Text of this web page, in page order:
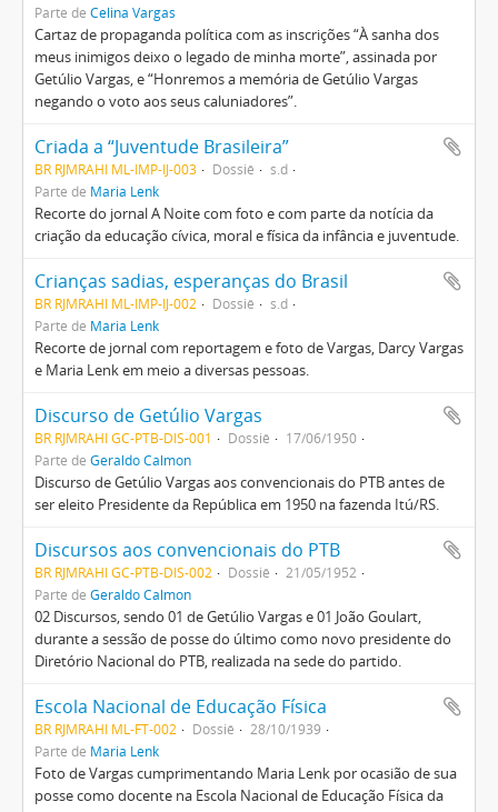
Parte de Celina Vargas
Cartaz de propaganda política com as inscrições “À sanha dos
meus inimigos deixo o legado de minha morte”, assinada por
Getúlio Vargas, e “Honremos a memória de Getúlio Vargas
negando o voto aos seus caluniadores”.
Criada a “Juventude Brasileira”
BR RJMRAHI ML-IMP-IJ-003 Dossiê
s.d
Parte de Maria Lenk
Recorte do jornal A Noite com foto e com parte da notícia da
criação da educação cívica, moral e física da infância e juventude.
Crianças sadias, esperanças do Brasil
BR RJMRAHI ML-IMP-IJ-002 Dossiê
s.d
Parte de Maria Lenk
Recorte de jornal com reportagem e foto de Vargas, Darcy Vargas
e Maria Lenk em meio a diversas pessoas.
Discurso de Getúlio Vargas
BR RJMRAHI GC-PTB-DIS-001 Dossiê
17/06/1950
Parte de Geraldo Calmon
Discurso de Getúlio Vargas aos convencionais do PTB antes de
ser eleito Presidente da República em 1950 na fazenda Itú/RS.
Discursos aos convencionais do PTB
BR RJMRAHI GC-PTB-DIS-002 Dossiê
21/05/1952
Parte de Geraldo Calmon
02 Discursos, sendo 01 de Getúlio Vargas e 01 João Goulart,
durante a sessão de posse do último como novo presidente do
Diretório Nacional do PTB, realizada na sede do partido.
Escola Nacional de Educação Física
BR RJMRAHI ML-FT-002 Dossiê
28/10/1939
Parte de Maria Lenk
Foto de Vargas cumprimentando Maria Lenk por ocasião de sua
posse como docente na Escola Nacional de Educação Física da